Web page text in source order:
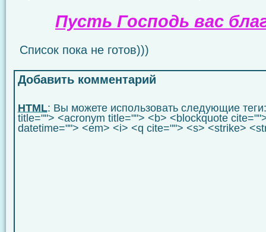
Пусть Господь вас
Список пока не готов)))
Добавить комментарий
HTML: Вы можете использовать следующие
title=""> <acronym title=""> <b> <blockquote
datetime=""> <em> <i> <q cite=""> <s> <strike>